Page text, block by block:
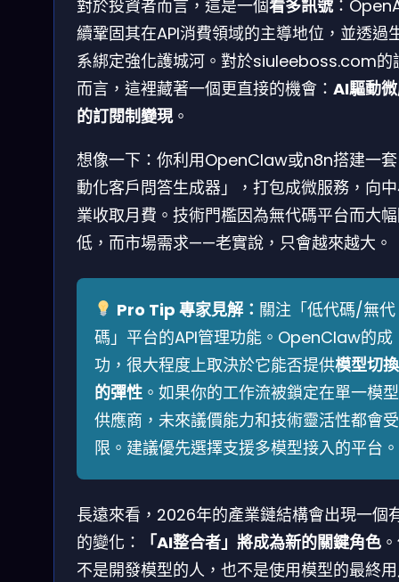
對於投資者而言，這是一個看多訊號：
續鞏固其在API消費領域的主導地位，並透過
系綁定強化護城河。對於siuleeboss.com的
而言，這裡藏著一個更直接的機會： AI驅動
的訂閱制變現。
想像一下：你利用OpenClaw或n8n搭建一
動化客戶問答生成器」，打包成微服務，向
業收取月費。技術門檻因為無代碼平台而大
低，而市場需求——老實說，只會越來越大。
Pro Tip 專家見解： 關注「低代碼/無代
碼」平台的API管理功能。OpenClaw的成
功，很大程度上取決於它能否提供模型切換
的彈性 。如果你的工作流被鎖定在單一模型
供應商，未來議價能力和技術靈活性都會受
限。建議優先選擇支援多模型接入的平台。
長遠來看，2026年的產業鏈結構會出現一個
的變化：
「AI整合者」將成為新的關鍵角色
不是開發模型的人，也不是使用模型的最終